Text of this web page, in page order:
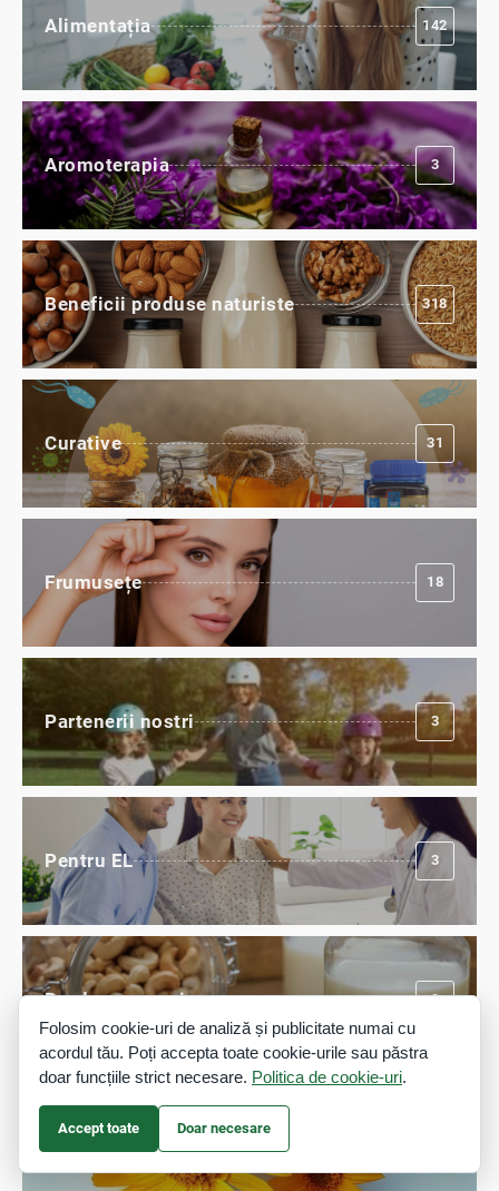
Alimentația 142
Aromoterapia 3
Beneficii produse naturiste 318
Curative 31
Frumusețe 18
Partenerii nostri 3
Pentru EL 3
Produse organice 9
Remedii naturiste
Folosim cookie-uri de analiză și publicitate numai cu
acordul tău. Poți accepta toate cookie-urile sau păstra
doar funcțiile strict necesare. Politica de cookie-uri.
Accept toate Doar necesare